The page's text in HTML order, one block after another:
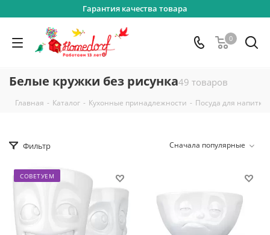
Гарантия качества товара
0
Белые кружки без рисунка49 товаров
Главная - Каталог - Кухонные принадлежности - Посуда для напитков
Фильтр Сначала популярные
СОВЕТУЕМ